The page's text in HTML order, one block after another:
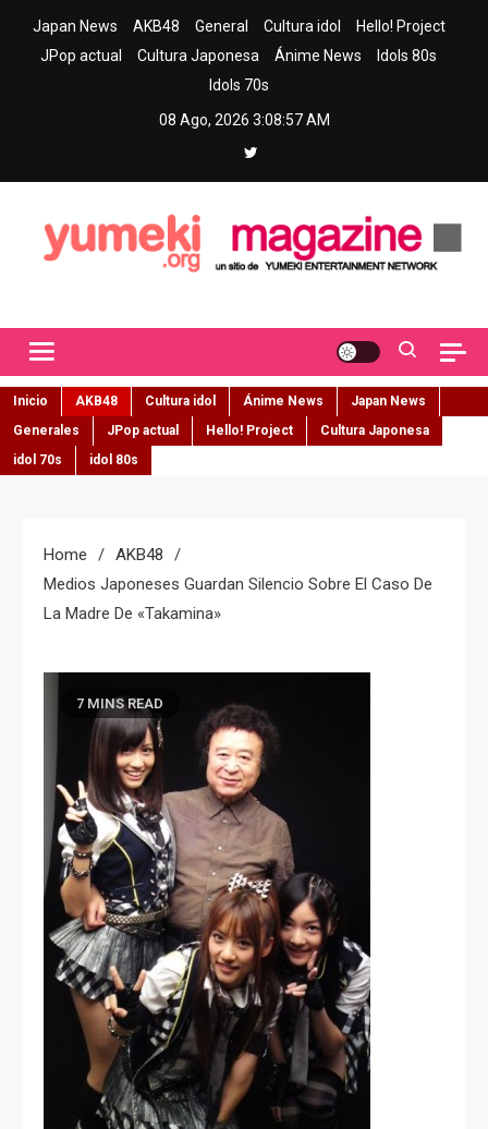
Japan News AKB48 General Cultura idol
Hello! Project
JPop actual
Cultura Japonesa Ánime News
Idols 80s
Idols 70s
08 Ago, 2026 3:08:58 AM
Inicio AKB48 Cultura idol Ánime News
Japan News
Generales
JPop actual Hello! Project
Cultura Japonesa
idol 70s
idol 80s
Home
AKB48
Medios Japoneses Guardan Silencio Sobre El Caso De
La Madre De «Takamina»
7 MINS READ